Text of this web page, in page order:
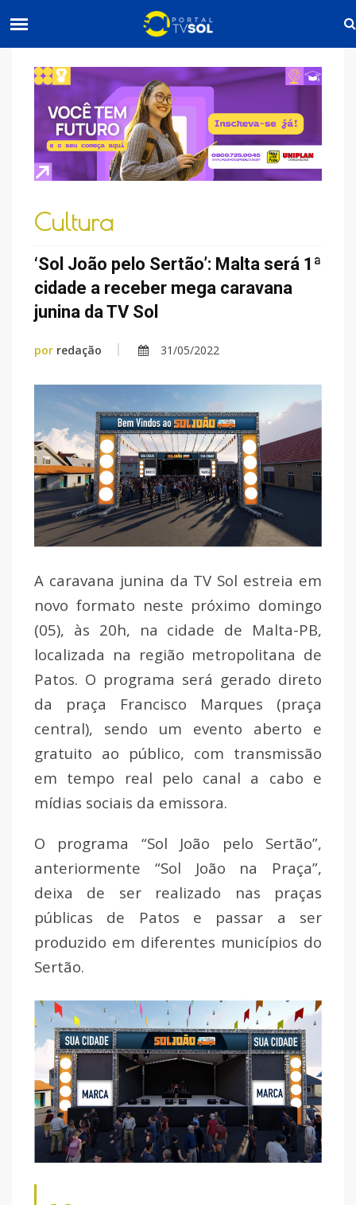
Cultura
‘Sol João pelo Sertão’: Malta será 1ª
cidade a receber mega caravana
junina da TV Sol
por redação 31/05/2022
A caravana junina da TV Sol estreia em
novo formato neste próximo domingo
(05), às 20h, na cidade de Malta-PB,
localizada na região metropolitana de
Patos. O programa será gerado direto
da praça Francisco Marques (praça
central), sendo um evento aberto e
gratuito ao público, com transmissão
em tempo real pelo canal a cabo e
mídias sociais da emissora.
O programa “Sol João pelo Sertão”,
anteriormente “Sol João na Praça”,
deixa de ser realizado nas praças
públicas de Patos e passar a ser
produzido em diferentes municípios do
Sertão.